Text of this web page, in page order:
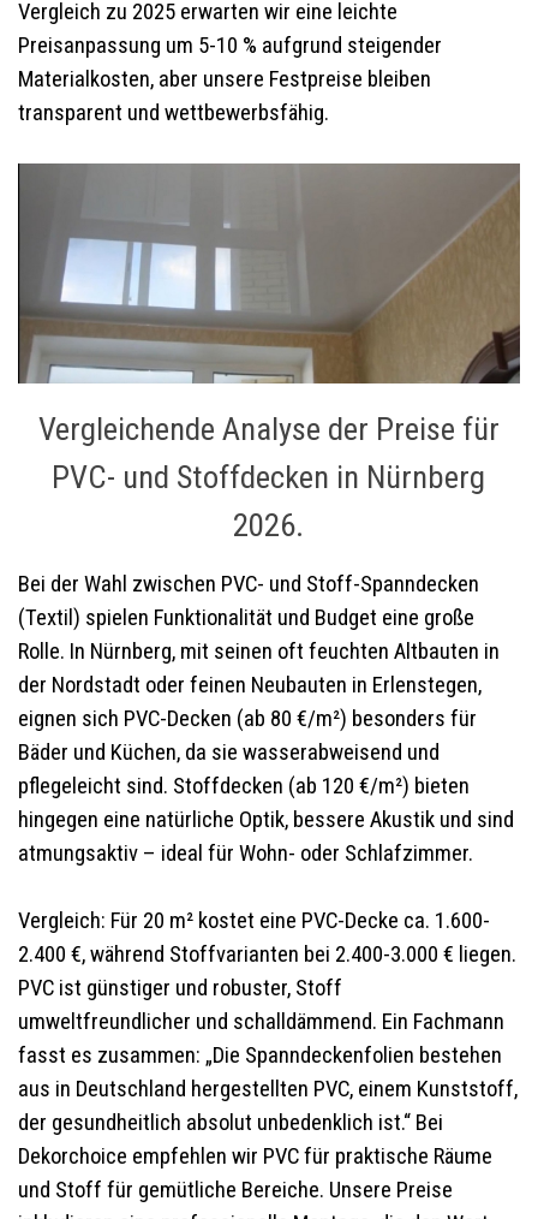
Vergleich zu 2025 erwarten wir eine leichte
Preisanpassung um 5-10 % aufgrund steigender
Materialkosten, aber unsere Festpreise bleiben
transparent und wettbewerbsfähig.
Vergleichende Analyse der Preise für
PVC- und Stoffdecken in Nürnberg
2026.
Bei der Wahl zwischen PVC- und Stoff-Spanndecken
(Textil) spielen Funktionalität und Budget eine große
Rolle. In Nürnberg, mit seinen oft feuchten Altbauten in
der Nordstadt oder feinen Neubauten in Erlenstegen,
eignen sich PVC-Decken (ab 80 €/m²) besonders für
Bäder und Küchen, da sie wasserabweisend und
pflegeleicht sind. Stoffdecken (ab 120 €/m²) bieten
hingegen eine natürliche Optik, bessere Akustik und sind
atmungsaktiv – ideal für Wohn- oder Schlafzimmer.
Vergleich: Für 20 m² kostet eine PVC-Decke ca. 1.600-
2.400 €, während Stoffvarianten bei 2.400-3.000 € liegen.
PVC ist günstiger und robuster, Stoff
umweltfreundlicher und schalldämmend. Ein Fachmann
fasst es zusammen: „Die Spanndeckenfolien bestehen
aus in Deutschland hergestellten PVC, einem Kunststoff,
der gesundheitlich absolut unbedenklich ist.“ Bei
Dekorchoice empfehlen wir PVC für praktische Räume
und Stoff für gemütliche Bereiche. Unsere Preise